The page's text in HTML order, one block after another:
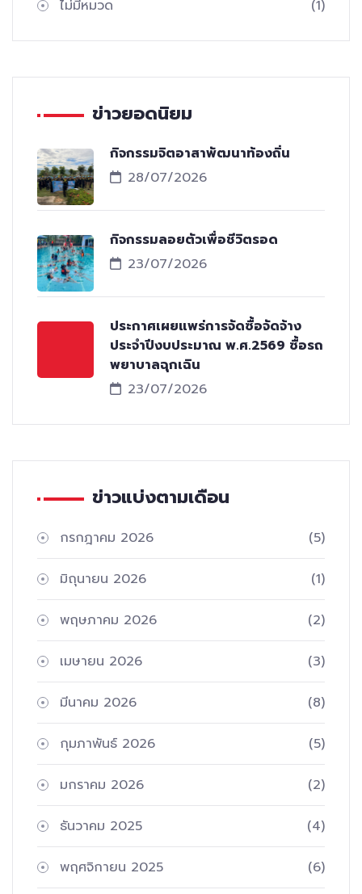
ไม่มีหมวด (1)
ข่าวยอดนิยม
กิจกรรมจิตอาสาพัฒนาท้องถิ่น
28/07/2026
กิจกรรมลอยตัวเพื่อชีวิตรอด
23/07/2026
ประกาศเผยแพร่การจัดซื้อจัดจ้าง
ประจำปีงบประมาณ พ.ศ.2569 ซื้อรถ
พยาบาลฉุกเฉิน
23/07/2026
ข่าวแบ่งตามเดือน
กรกฎาคม 2026 (5)
มิถุนายน 2026 (1)
พฤษภาคม 2026 (2)
เมษายน 2026 (3)
มีนาคม 2026 (8)
กุมภาพันธ์ 2026 (5)
มกราคม 2026 (2)
ธันวาคม 2025 (4)
พฤศจิกายน 2025 (6)